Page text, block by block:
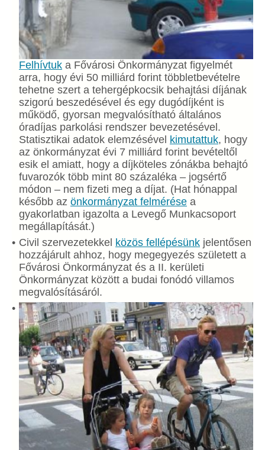
Felhívtuk a Fővárosi Önkormányzat figyelmét
arra, hogy évi 50 milliárd forint többletbevételre
tehetne szert a tehergépkocsik behajtási díjának
szigorú beszedésével és egy dugódíjként is
működő, gyorsan megvalósítható általános
óradíjas parkolási rendszer bevezetésével.
Statisztikai adatok elemzésével kimutattuk, hogy
az önkormányzat évi 7 milliárd forint bevételtől
esik el amiatt, hogy a díjköteles zónákba behajtó
fuvarozók több mint 80 százaléka – jogsértő
módon – nem fizeti meg a díjat. (Hat hónappal
később az önkormányzat felmérése a
gyakorlatban igazolta a Levegő Munkacsoport
megállapítását.)
Civil szervezetekkel közös fellépésünk jelentősen
hozzájárult ahhoz, hogy megegyezés született a
Fővárosi Önkormányzat és a II. kerületi
Önkormányzat között a budai fonódó villamos
megvalósításáról.